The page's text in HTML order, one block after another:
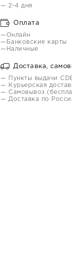
— 2-4 дня
Оплата
—Онлайн
—Банковские карты
—Наличные
Доставка,
— Пункты выдачи
— Курьерская
— Самовывоз
— Доставка по